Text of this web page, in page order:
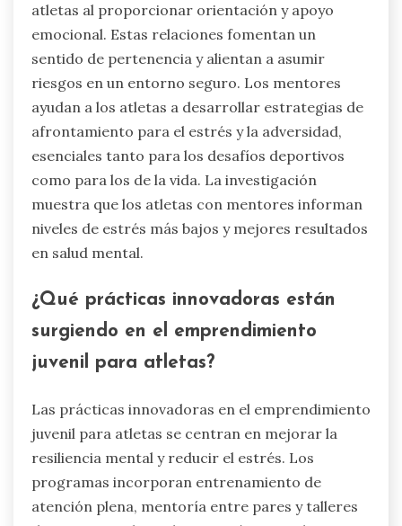
atletas al proporcionar orientación y apoyo
emocional. Estas relaciones fomentan un
sentido de pertenencia y alientan a asumir
riesgos en un entorno seguro. Los mentores
ayudan a los atletas a desarrollar estrategias de
afrontamiento para el estrés y la adversidad,
esenciales tanto para los desafíos deportivos
como para los de la vida. La investigación
muestra que los atletas con mentores informan
niveles de estrés más bajos y mejores resultados
en salud mental.
¿Qué prácticas innovadoras están
surgiendo en el emprendimiento
juvenil para atletas?
Las prácticas innovadoras en el emprendimiento
juvenil para atletas se centran en mejorar la
resiliencia mental y reducir el estrés. Los
programas incorporan entrenamiento de
atención plena, mentoría entre pares y talleres